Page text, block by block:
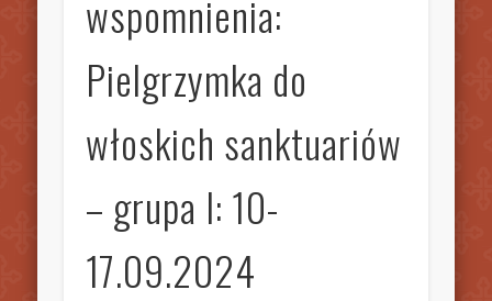
wspomnienia:
Pielgrzymka do
włoskich sanktuariów
– grupa I: 10-
17.09.2024